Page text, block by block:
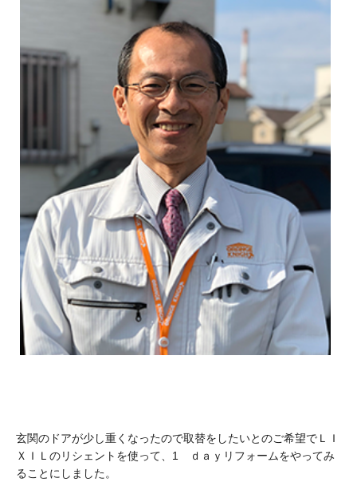
玄関のドアが少し重くなったので取替をしたいとのご希望でＬＩ
ＸＩＬのリシェントを使って、1 ｄａｙリフォームをやってみ
ることにしました。